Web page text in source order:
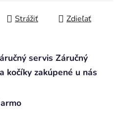
Strážiť Zdieľať
servis Záručný
kočíky zakúpené u nás